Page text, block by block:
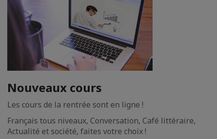
Nouveaux cours
Les cours de la rentrée sont en ligne !
Français tous niveaux, Conversation, Café littéraire,
Actualité et société, faites votre choix !